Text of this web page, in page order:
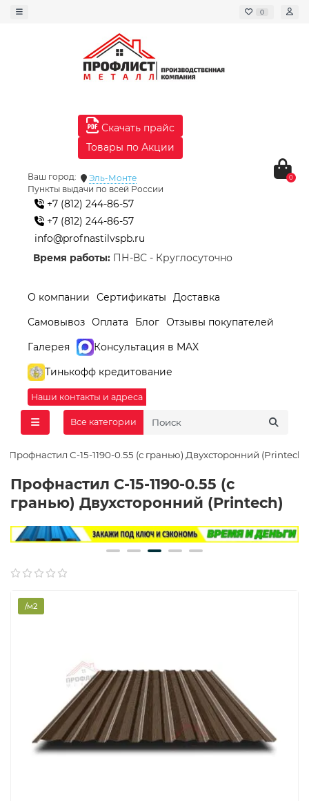
0
Скачать прайс
Товары по Акции
Ваш город:
Эль-Монте
Пункты выдачи по всей России
+7 (812) 244-86-57
+7 (812) 244-86-57
info@profnastilvspb.ru
Время работы: ПН-ВС - Круглосуточно
0
О компании Сертификаты
Доставка
Самовывоз Оплата Блог Отзывы покупателей
Галерея
Консультация в MAX
Тинькофф кредитование
Наши контакты и адреса
Все категории
Профнастил С-15-1190-0.55 (с гранью) Двухсторонний (Printech)
Профнастил С-15-1190-0.55 (с
гранью) Двухсторонний (Printech)
/м2